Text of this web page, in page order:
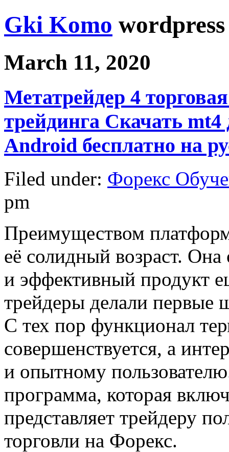
Gki Komo
March 11, 2020
Метатрейдер 4
трейдинга Скачать
Android бесплатно на
Filed under: Форекс
pm
Преимуществом
её солидный возраст.
и эффективный продукт
трейдеры делали первые
С тех пор функционал
совершенствуется, а
и опытному
программа, которая
представляет трейдеру
торговли на Форекс.